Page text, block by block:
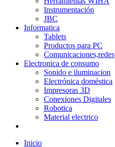
Instrumentación
JBC
Informatica
Tablets
Productos para PC
Comunicaciones,redes
Electronica de consumo
Sonido e iluminacion
Electrónica doméstica
Impresoras 3D
Conexiones Digitales
Robotica
Material electrico
Inicio